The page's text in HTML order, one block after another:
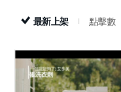
最新上架 點擊數